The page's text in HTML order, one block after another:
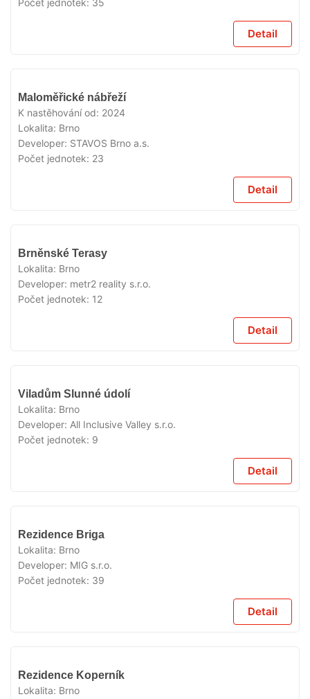
Počet jednotek: 35
Detail
Maloměřické nábřeží
K nastěhování od: 2024
Lokalita: Brno
Developer: STAVOS Brno a.s.
Počet jednotek: 23
Detail
Brněnské Terasy
Lokalita: Brno
Developer: metr2 reality s.r.o.
Počet jednotek: 12
Detail
Viladům Slunné údolí
Lokalita: Brno
Developer: All Inclusive Valley s.r.o.
Počet jednotek: 9
Detail
Rezidence Briga
Lokalita: Brno
Developer: MIG s.r.o.
Počet jednotek: 39
Detail
Rezidence Koperník
Lokalita: Brno